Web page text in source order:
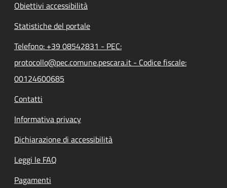
Obiettivi accessibilità
Statistiche del portale
Telefono: +39 08542831 - PEC:
protocollo@pec.comune.pescara.it - Codice fiscale:
00124600685
Contatti
Informativa privacy
Dichiarazione di accessibilità
Leggi le FAQ
Pagamenti